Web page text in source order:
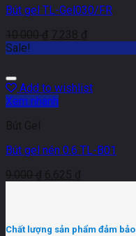
Bút gel TL-Gel030/FR
10.000₫ 7.238 ₫
Sale!
Add to wishlist
Xem nhanh
Bút Gel
Bút gel nén 0.6 TL-B01
9.000₫ 6.625 ₫
Chất lượng sản phẩm đảm bảo